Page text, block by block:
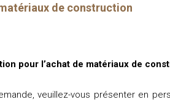
de construction
pour l’achat de matériaux de
veuillez-vous présenter en